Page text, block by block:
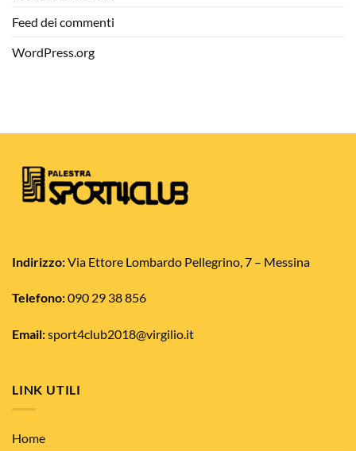
Feed dei commenti
WordPress.org
Indirizzo:Via Ettore Lombardo Pellegrino, 7 – Messina
Telefono:090 29 38 856
Email:sport4club2018@virgilio.it
LINK UTILI
Home